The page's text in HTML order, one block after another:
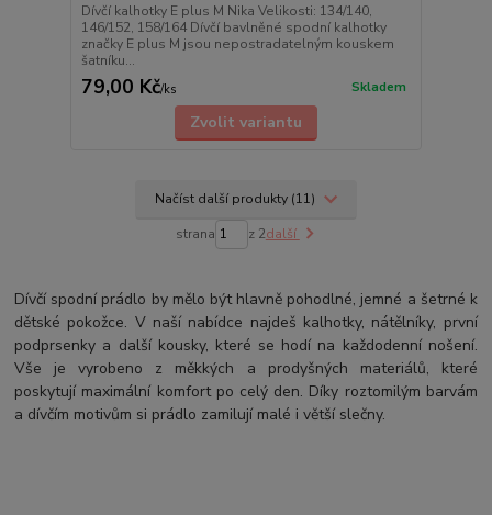
Dívčí kalhotky E plus M Nika Velikosti: 134/140,
146/152, 158/164 Dívčí bavlněné spodní kalhotky
značky E plus M jsou nepostradatelným kouskem
šatníku...
79,00 Kč/ks Skladem
Zvolit variantu
Načíst další produkty (11)
strana z 2další
Dívčí spodní prádlo by mělo být hlavně pohodlné, jemné a šetrné k
dětské pokožce. V naší nabídce najdeš kalhotky, nátělníky, první
podprsenky a další kousky, které se hodí na každodenní nošení.
Vše je vyrobeno z měkkých a prodyšných materiálů, které
poskytují maximální komfort po celý den. Díky roztomilým barvám
a dívčím motivům si prádlo zamilují malé i větší slečny.